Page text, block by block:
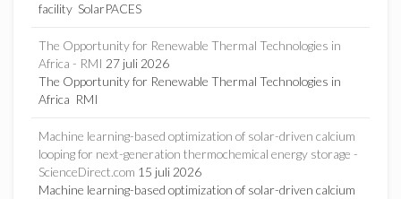
facility SolarPACES
The Opportunity for Renewable Thermal Technologies in
Africa - RMI 27 juli 2026
The Opportunity for Renewable Thermal Technologies in
Africa RMI
Machine learning-based optimization of solar-driven calcium
looping for next-generation thermochemical energy storage -
ScienceDirect.com 15 juli 2026
Machine learning-based optimization of solar-driven calcium